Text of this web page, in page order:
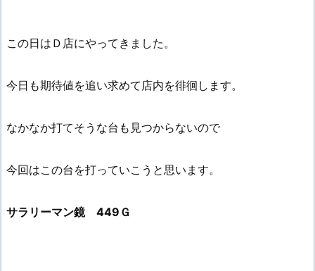
この日はＤ店にやってきました。
今日も期待値を追い求めて店内を徘徊します。
なかなか打てそうな台も見つからないので
今回はこの台を打っていこうと思います。
サラリーマン鏡 449Ｇ